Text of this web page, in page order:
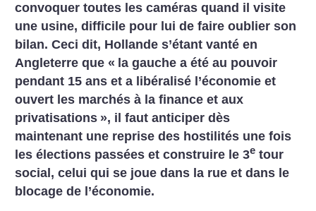
convoquer toutes les caméras quand il visite
une usine, difficile pour lui de faire oublier son
bilan. Ceci dit, Hollande s’étant vanté en
Angleterre que « la gauche a été au pouvoir
pendant 15 ans et a libéralisé l’économie et
ouvert les marchés à la finance et aux
privatisations », il faut anticiper dès
maintenant une reprise des hostilités une fois
les élections passées et construire le 3e tour
social, celui qui se joue dans la rue et dans le
blocage de l’économie.